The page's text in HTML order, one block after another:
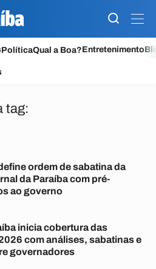
PolíticaQual a Boa?Entretenimento
tag:
ordem de sabatina da
da Paraíba com pré-
ao governo
inicia cobertura das
com análises, sabatinas e
governadores